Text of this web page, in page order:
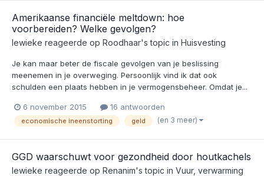
Amerikaanse financiële meltdown: hoe
voorbereiden? Welke gevolgen?
lewieke reageerde op Roodhaar's topic in Huisvesting
Je kan maar beter de fiscale gevolgen van je beslissing
meenemen in je overweging. Persoonlijk vind ik dat ook
schulden een plaats hebben in je vermogensbeheer. Omdat je...
6 november 2015 16 antwoorden
economische ineenstorting geld (en 3 meer)
GGD waarschuwt voor gezondheid door houtkachels
lewieke reageerde op Renanim's topic in Vuur, verwarming